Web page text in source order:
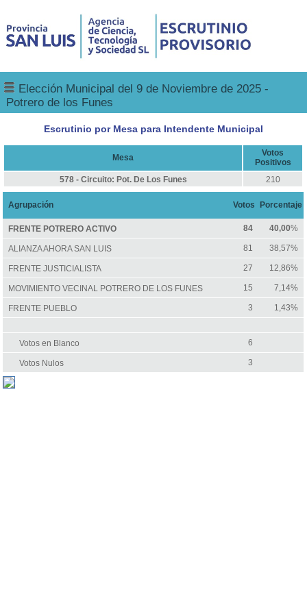
Elección Municipal del 9 de Noviembre de 2025 -
Potrero de los Funes
Escrutinio por Mesa para Intendente Municipal
Mesa
Votos
Positivos
578 - Circuito: Pot. De Los Funes
210
Agrupación Votos Porcentaje
FRENTE POTRERO ACTIVO 84 40,00%
ALIANZA AHORA SAN LUIS 81 38,57%
FRENTE JUSTICIALISTA 27 12,86%
MOVIMIENTO VECINAL POTRERO DE LOS FUNES 15 7,14%
FRENTE PUEBLO 3 1,43%
Votos en Blanco 6
Votos Nulos 3